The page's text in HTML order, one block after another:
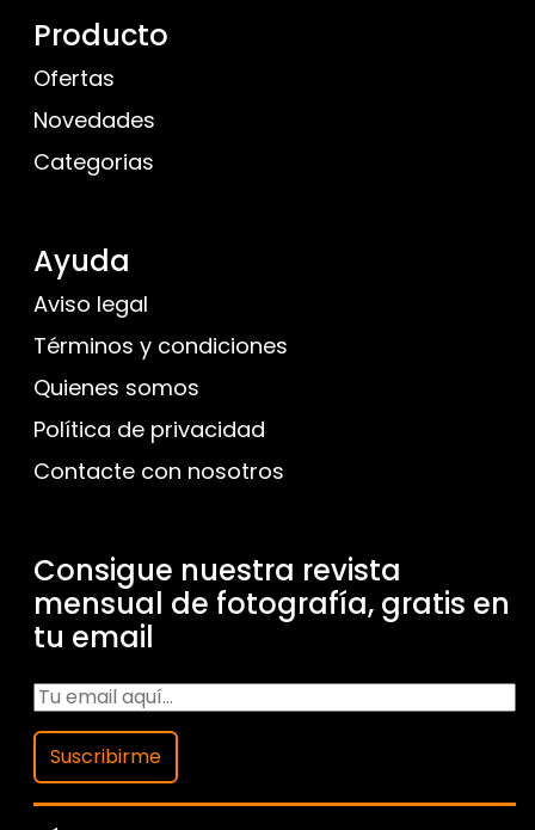
Producto
Ofertas
Novedades
Categorias
Ayuda
Aviso legal
Términos y condiciones
Quienes somos
Política de privacidad
Contacte con nosotros
Consigue nuestra revista
mensual de fotografía, gratis en
tu email
Suscribirme